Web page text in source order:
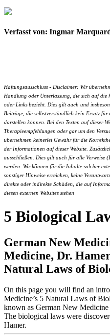
Verfasst von: Ingmar
Haftungsausschluss - Disclaimer: Wir
Handlung oder Unterlassung, die sich auf
oder Links bezieht. Dies gilt auch und
Beiträge, die selbstverständlich kein Ersatz
darstellen können. Bei den Texten auf dieser
Therapieempfehlungen oder gar um den
übernehmen keinerlei Gewähr für die
der Informationen auf dieser Website.
ausschließen. Dies gilt auch für alle Verweise
werden. Wir können für die Inhalte solcher
sonstiger Hinweise erreichen, keine
direkte oder indirekte Schäden, die auf
diesen externen Websites stehen
5 Biological
German New
Medicine, Dr.
Natural Laws of
On this page you will find an
Medicine’s 5 Natural Laws of
known as German New
The biological laws were
Hamer.